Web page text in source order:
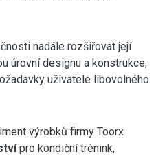
nadále rozšiřovat její
úrovní designu a konstrukce,
uživatele libovolného
výrobků firmy Toorx
pro kondiční trénink,